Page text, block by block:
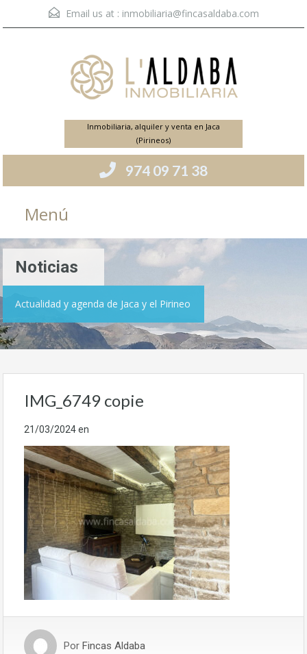
Email us at : inmobiliaria@fincasaldaba.com
Inmobiliaria, alquiler y venta en Jaca
(Pirineos)
974 09 71 38
Menú
Noticias
Actualidad y agenda de Jaca y el Pirineo
IMG_6749 copie
21/03/2024en
Por Fincas Aldaba